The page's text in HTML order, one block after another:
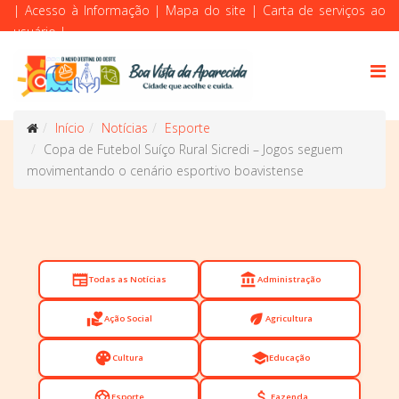
| Acesso à Informação | Mapa do site | Carta de serviços ao
usuário|
Início Notícias
Esporte
Copa de Futebol Suíço Rural Sicredi – Jogos seguem
movimentando o cenário esportivo boavistense
newspaperTodas as Notícias account_balanceAdministração
volunteer_activismAção Social eco Agricultura
paletteCultura schoolEducação